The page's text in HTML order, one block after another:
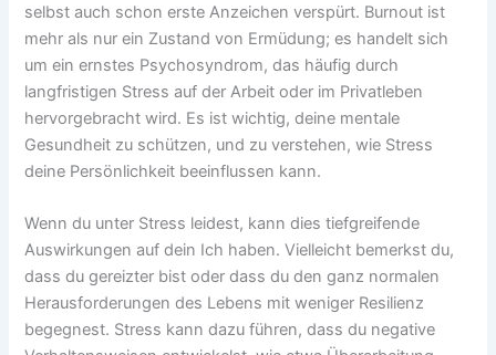
selbst auch schon erste Anzeichen verspürt. Burnout ist
mehr als nur ein Zustand von Ermüdung; es handelt sich
um ein ernstes Psychosyndrom, das häufig durch
langfristigen Stress auf der Arbeit oder im Privatleben
hervorgebracht wird. Es ist wichtig, deine mentale
Gesundheit zu schützen, und zu verstehen, wie Stress
deine Persönlichkeit beeinflussen kann.
Wenn du unter Stress leidest, kann dies tiefgreifende
Auswirkungen auf dein Ich haben. Vielleicht bemerkst du,
dass du gereizter bist oder dass du den ganz normalen
Herausforderungen des Lebens mit weniger Resilienz
begegnest. Stress kann dazu führen, dass du negative